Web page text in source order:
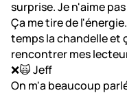
surprise. Je n'aime
Ça me tire de
temps la chandelle et
rencontrer mes
❌🙀 Jeff
On m'a beaucoup